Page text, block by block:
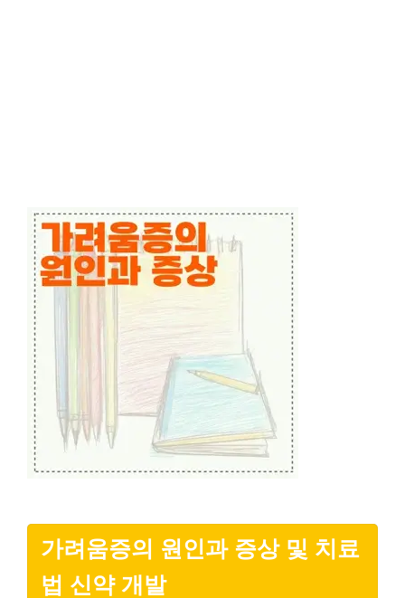
가려움증의 원인과 증상 및 치료
법 신약 개발